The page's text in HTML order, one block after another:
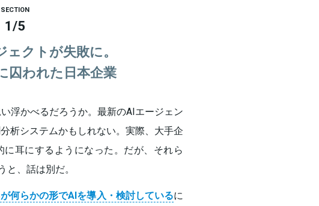
SECTION
1/5
クトが失敗に。
囚われた日本企業
い浮かべるだろうか。最新のAIエージェン
析システムかもしれない。実際、大手企
耳にするようになった。だが、それら
、話は別だ。
何らかの形でAIを導入・検討しているに